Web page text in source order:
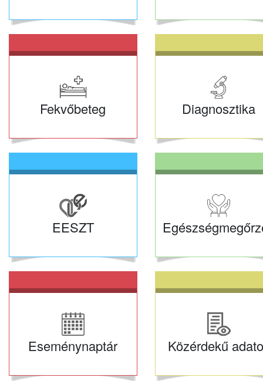
Fekvőbeteg Diagnosztika
EESZT
Eseménynaptár Közérdekű